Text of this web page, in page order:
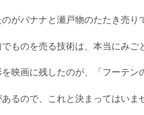
がバナナと瀬戸物のたたき売り
ものを売る技術は、本当にみご
映画に残したのが、「フーテン
るので、これと決まってはいま